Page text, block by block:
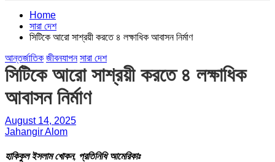
Home
সারা দেশ
সিটিকে আরো সাশ্রয়ী করতে ৪ লক্ষাধিক আবাসন নির্মাণ
আন্তর্জাতিক জীবনযাপন সারা দেশ
সিটিকে আরো সাশ্রয়ী করতে ৪ লক্ষাধিক
আবাসন নির্মাণ
August 14, 2025
Jahangir Alom
হাকিকুল ইসলাম খোকন, প্রতিনিধি আমেরিকাঃ